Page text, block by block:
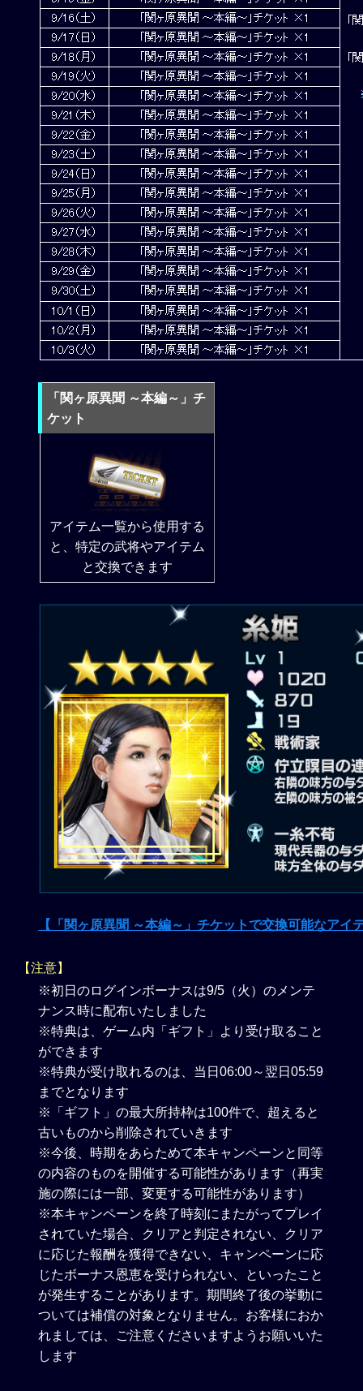
「関ヶ原異聞 ～本編～」チ
ケット
アイテム一覧から使用する
と、特定の武将やアイテム
と交換できます
【「関ヶ原異聞 ～本編～」チケットで交換可能なアイ
【注意】
※初日のログインボーナスは9/5（火）のメンテ
ナンス時に配布いたしました
※特典は、ゲーム内「ギフト」より受け取ること
ができます
※特典が受け取れるのは、当日06:00～翌日05:59
までとなります
※「ギフト」の最大所持枠は100件で、超えると
古いものから削除されていきます
※今後、時期をあらためて本キャンペーンと同等
の内容のものを開催する可能性があります（再実
施の際には一部、変更する可能性があります）
※本キャンペーンを終了時刻にまたがってプレイ
されていた場合、クリアと判定されない、クリア
に応じた報酬を獲得できない、キャンペーンに応
じたボーナス恩恵を受けられない、といったこと
が発生することがあります。期間終了後の挙動に
ついては補償の対象となりません。お客様におか
れましては、ご注意くださいますようお願いいた
します